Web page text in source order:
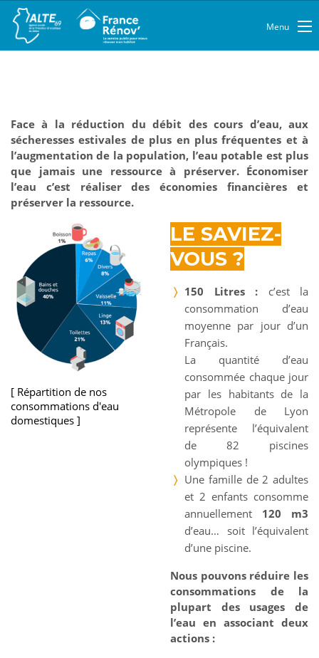
Menu
Face à la réduction du débit des cours d’eau, aux
sécheresses estivales de plus en plus fréquentes et à
l’augmentation de la population, l’eau potable est plus
que jamais une ressource à préserver. Économiser
l’eau c’est réaliser des économies financières et
préserver la ressource.
Répartition de nos
consommations d'eau
domestiques
LE SAVIEZ-
VOUS ?
150 Litres : c’est la
consommation d’eau
moyenne par jour d’un
Français.
La quantité d’eau
consommée chaque jour
par les habitants de la
Métropole de Lyon
représente l’équivalent
de 82 piscines
olympiques !
Une famille de 2 adultes
et 2 enfants consomme
annuellement 120 m3
d’eau… soit l’équivalent
d’une piscine.
Nous pouvons réduire les
consommations de la
plupart des usages de
l’eau en associant deux
actions :